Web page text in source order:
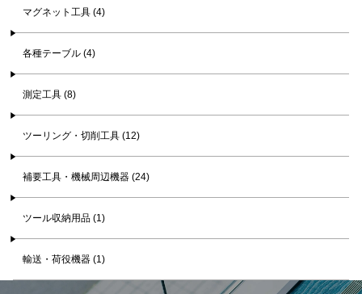
マグネット工具 (4)
各種テーブル (4)
測定工具 (8)
ツーリング・切削工具 (12)
補要工具・機械周辺機器 (24)
ツール収納用品 (1)
輸送・荷役機器 (1)